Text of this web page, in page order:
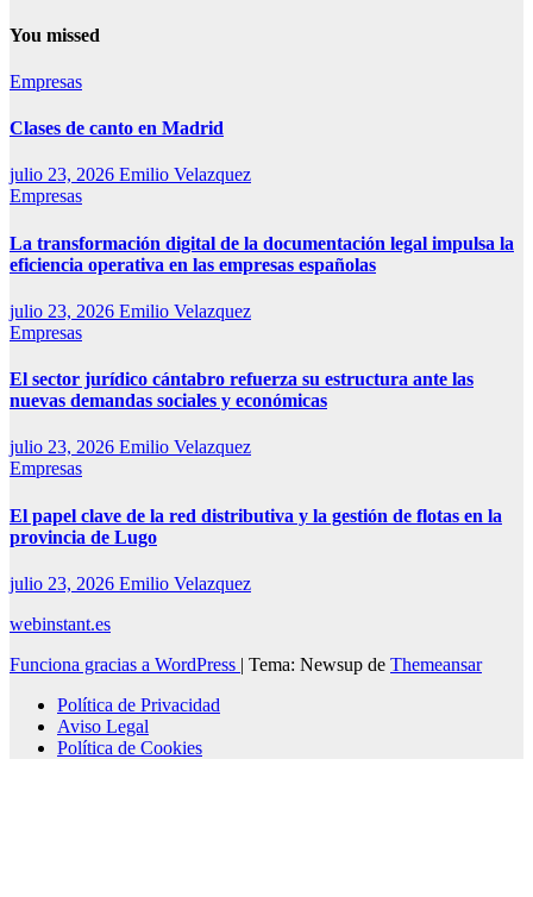
You missed
Empresas
Clases de canto en Madrid
julio 23, 2026 Emilio Velazquez
Empresas
La transformación digital de la documentación legal impulsa la
eficiencia operativa en las empresas españolas
julio 23, 2026 Emilio Velazquez
Empresas
El sector jurídico cántabro refuerza su estructura ante las
nuevas demandas sociales y económicas
julio 23, 2026 Emilio Velazquez
Empresas
El papel clave de la red distributiva y la gestión de flotas en la
provincia de Lugo
julio 23, 2026 Emilio Velazquez
webinstant.es
Funciona gracias a WordPress | Tema: Newsup de Themeansar
Política de Privacidad
Aviso Legal
Política de Cookies